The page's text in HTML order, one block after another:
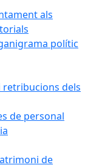
als
polític
retribucions dels
de personal
de